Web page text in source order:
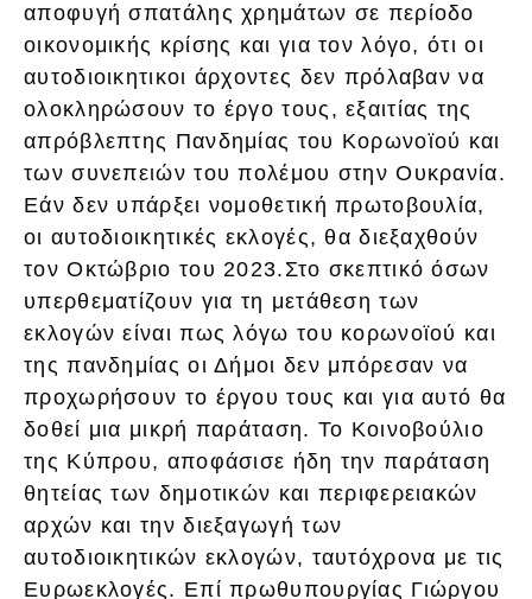
αποφυγή σπατάλης χρημάτων σε περίοδο
οικονομικής κρίσης και για τον λόγο, ότι οι
αυτοδιοικητικοι άρχοντες δεν πρόλαβαν να
ολοκληρώσουν το έργο τους, εξαιτίας της
απρόβλεπτης Πανδημίας του Κορωνοϊού και
των συνεπειών του πολέμου στην Ουκρανία.
Εάν δεν υπάρξει νομοθετική πρωτοβουλία,
οι αυτοδιοικητικές εκλογές, θα διεξαχθούν
τον Οκτώβριο του 2023.Στο σκεπτικό όσων
υπερθεματίζουν για τη μετάθεση των
εκλογών είναι πως λόγω του κορωνοϊού και
της πανδημίας οι Δήμοι δεν μπόρεσαν να
προχωρήσουν το έργου τους και για αυτό θα
δοθεί μια μικρή παράταση. Το Κοινοβούλιο
της Κύπρου, αποφάσισε ήδη την παράταση
θητείας των δημοτικών και περιφερειακών
αρχών και την διεξαγωγή των
αυτοδιοικητικών εκλογών, ταυτόχρονα με τις
Ευρωεκλογές. Επί πρωθυπουργίας Γιώργου